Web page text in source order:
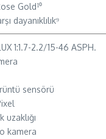
Gold¹⁰
dayanıklılık⁹
1:1.7-2.2/15-46 ASPH.
sensörü
uzaklığı
kamera